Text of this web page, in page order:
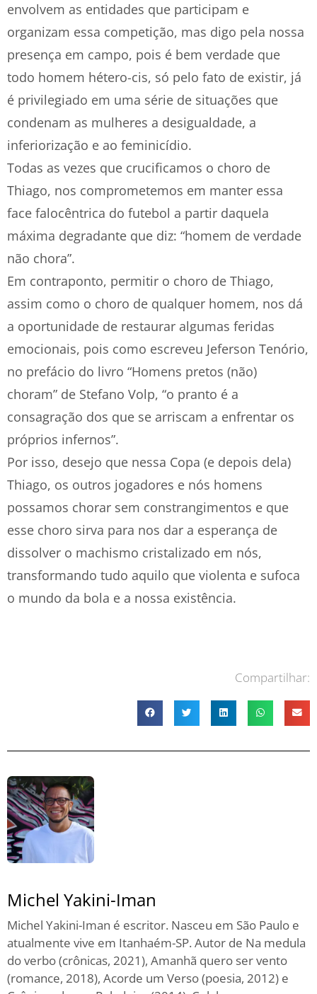
envolvem as entidades que participam e
organizam essa competição, mas digo pela nossa
presença em campo, pois é bem verdade que
todo homem hétero-cis, só pelo fato de existir, já
é privilegiado em uma série de situações que
condenam as mulheres a desigualdade, a
inferiorização e ao feminicídio.
Todas as vezes que crucificamos o choro de
Thiago, nos comprometemos em manter essa
face falocêntrica do futebol a partir daquela
máxima degradante que diz: “homem de verdade
não chora”.
Em contraponto, permitir o choro de Thiago,
assim como o choro de qualquer homem, nos dá
a oportunidade de restaurar algumas feridas
emocionais, pois como escreveu Jeferson Tenório,
no prefácio do livro “Homens pretos (não)
choram” de Stefano Volp, “o pranto é a
consagração dos que se arriscam a enfrentar os
próprios infernos”.
Por isso, desejo que nessa Copa (e depois dela)
Thiago, os outros jogadores e nós homens
possamos chorar sem constrangimentos e que
esse choro sirva para nos dar a esperança de
dissolver o machismo cristalizado em nós,
transformando tudo aquilo que violenta e sufoca
o mundo da bola e a nossa existência.
Compartilhar:
Michel Yakini-Iman
Michel Yakini-Iman é escritor. Nasceu em São Paulo e
atualmente vive em Itanhaém-SP. Autor de Na medula
do verbo (crônicas, 2021), Amanhã quero ser vento
(romance, 2018), Acorde um Verso (poesia, 2012) e